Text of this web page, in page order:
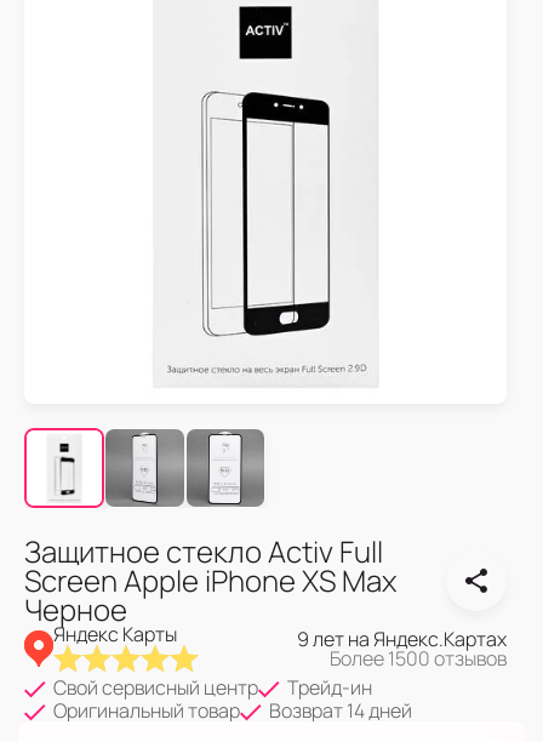
Защитное стекло Activ Full
Screen Apple iPhone XS Max
Черное
Яндекс Карты 9 лет на Яндекс.Картах
Более 1500 отзывов
Свой сервисный центр
Трейд-ин
Оригинальный товар
Возврат 14 дней